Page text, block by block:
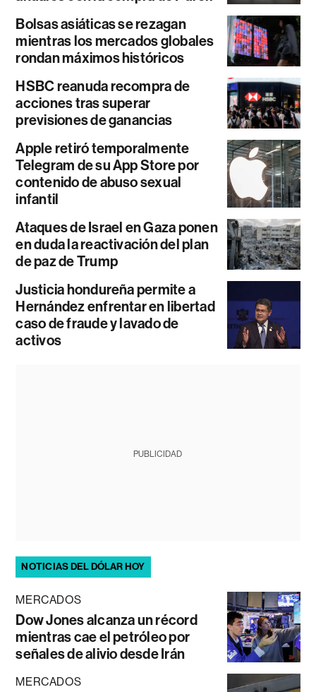
Bolsas asiáticas se rezagan
mientras los mercados globales
rondan máximos históricos
HSBC reanuda recompra de
acciones tras superar
previsiones de ganancias
Apple retiró temporalmente
Telegram de su App Store por
contenido de abuso sexual
infantil
Ataques de Israel en Gaza ponen
en duda la reactivación del plan
de paz de Trump
Justicia hondureña permite a
Hernández enfrentar en libertad
caso de fraude y lavado de
activos
PUBLICIDAD
NOTICIAS DEL DÓLAR HOY
MERCADOS
Dow Jones alcanza un récord
mientras cae el petróleo por
señales de alivio desde Irán
MERCADOS